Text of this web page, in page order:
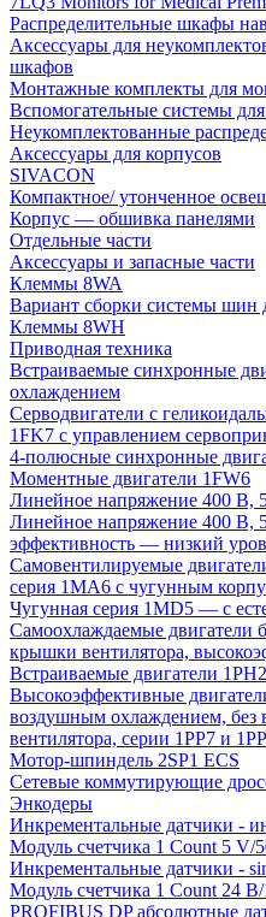
Распределительные шкафы
Аксессуары для
шкафов
Монтажные комплекты для
Вспомогательные системы
Неукомплектованные
Аксессуары для корпусов
SIVACON
Компактное/ утонченное
Корпус — обшивка панелями
Отдельные части
Аксессуары и запасные части
Клеммы 8WA
Вариант сборки системы шин
Клеммы 8WH
Приводная техника
Встраиваемые синхронные
охлаждением
Серводвигатели с
1FK7 с управлением
4-полюсные синхронные
Моментные двигатели 1FW6
Линейное напряжение 400 В,
Линейное напряжение 400 В,
эффективность — низкий
Самовентилируемые
серия 1MA6 с чугунным
Чугунная серия 1MD5 — с
Самоохлаждаемые двигатели
крышки вентилятора,
Встраиваемые двигатели 1PH2
Высокоэффективные
воздушным охлаждением, без
вентилятора, серии 1PP7 и
Мотор-шпиндель 2SP1 ECS
Сетевые коммутирующие
Энкодеры
Инкрементальные датчики -
Модуль счетчика 1 Count 5 V/
Инкрементальные датчики -
Модуль счетчика 1 Count 24
PROFIBUS DP абсолютные